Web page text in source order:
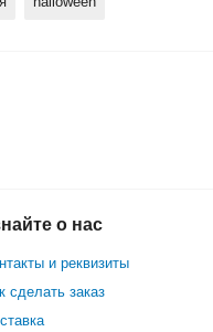
о нас
и реквизиты
сделать заказ